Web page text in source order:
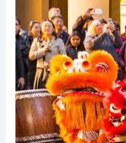
Xem thêm